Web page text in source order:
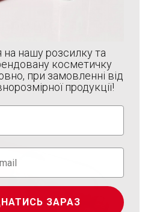
на нашу розсилку та
косметичку
при замовленні від
продукції!
ЗАРАЗ